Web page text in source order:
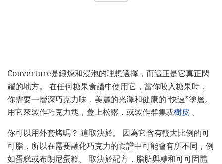
Couverture是鍛煉和浸泡的理想選擇，而這正是它真正閃
耀的地方。 在任何糖果食譜中使用它，當你咬入糖果時，
你需要一層深巧克力味，美麗的光澤和健康的“快速”塗層。
用它來製作巧克力塊，蓋上松露，或製作群集或樹皮 。
你可以用外套烤嗎？ 這取決於。 因為它含有較大比例的可
可脂，所以在需要融化巧克力的食譜中可能會有所不同，例
如蛋糕或布朗尼蛋糕。 取決於配方，脂肪與糖和可可固體